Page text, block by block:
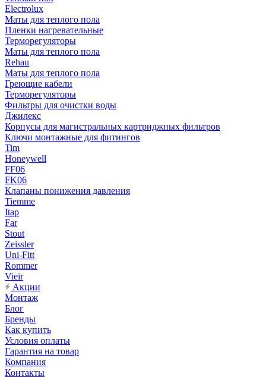
Electrolux
Маты для теплого пола
Пленки нагревательные
Терморегуляторы
Маты для теплого пола
Rehau
Маты для теплого пола
Греющие кабели
Терморегуляторы
Фильтры для очистки воды
Джилекс
Корпусы для магистральных картриджных фильтров
Ключи монтажные для фитингов
Tim
Honeywell
FF06
FK06
Клапаны понижения давления
Tiemme
Itap
Far
Stout
Zeissler
Uni-Fitt
Rommer
Vieir
Акции
Монтаж
Блог
Бренды
Как купить
Условия оплаты
Гарантия на товар
Компания
Контакты